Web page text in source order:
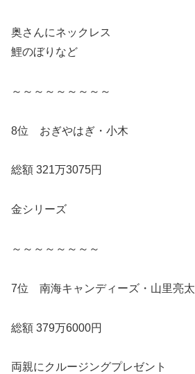
奥さんにネックレス
鯉のぼりなど
～～～～～～～～～
8位 おぎやはぎ・小木
総額 321万3075円
金シリーズ
～～～～～～～～
7位 南海キャンディーズ・山里亮太
総額 379万6000円
両親にクルージングプレゼント